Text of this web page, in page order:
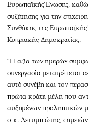
Ευρωπαϊκής Ένωσης,
συζήτησης για την
Συνθήκης της
Κυπριακής Δημοκρατίας.
"Η αξία των ημερών
συνεργασία μετατρέπεται
αυτό συνέβη και τον
πρώτα κράτη μέλη που
αυξημένων προληπτικών
ο κ. Λετυμπιώτης,